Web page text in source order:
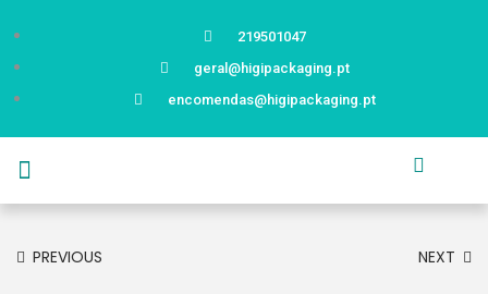
219501047
geral@higipackaging.pt
encomendas@higipackaging.pt
PREVIOUS NEXT